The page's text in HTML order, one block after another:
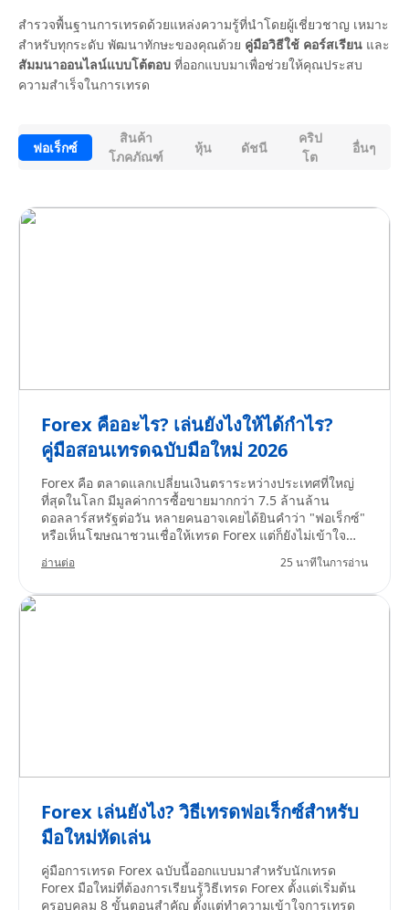
สำรวจพื้นฐานการเทรดด้วยแหล่งความรู้ที่นำโดยผู้เชี่ยวชาญ เหมาะ
สำหรับทุกระดับ พัฒนาทักษะของคุณด้วย คู่มือวิธีใช้ คอร์สเรียน และ
สัมมนาออนไลน์แบบโต้ตอบ ที่ออกแบบมาเพื่อช่วยให้คุณประสบ
ความสำเร็จในการเทรด
ฟอเร็กซ์
สินค้า
โภคภัณฑ์
หุ้น ดัชนี
คริป
โต
อื่นๆ
Forex คืออะไร? เล่นยังไงให้ได้กำไร?
คู่มือสอนเทรดฉบับมือใหม่ 2026
Forex คือ ตลาดแลกเปลี่ยนเงินตราระหว่างประเทศที่ใหญ่
ที่สุดในโลก มีมูลค่าการซื้อขายมากกว่า 7.5 ล้านล้าน
ดอลลาร์สหรัฐต่อวัน หลายคนอาจเคยได้ยินคำว่า "ฟอเร็กซ์"
หรือเห็นโฆษณาชวนเชื่อให้เทรด Forex แต่ก็ยังไม่เข้าใจ
จริงๆ ว่ามันคืออะไร ทำงานอย่างไร และที่สำคัญ - ปลอดภัย
หรือเปล่า? ลองนึกภาพง่ายๆ คุณกำลังจะเดินทางไปญี่ปุ่น
อ่านต่อ 25 นาทีในการอ่าน
Forex เล่นยังไง? วิธีเทรดฟอเร็กซ์สำหรับ
มือใหม่หัดเล่น
คู่มือการเทรด Forex ฉบับนี้ออกแบบมาสำหรับนักเทรด
Forex มือใหม่ที่ต้องการเรียนรู้วิธีเทรด Forex ตั้งแต่เริ่มต้น
ครอบคลุม 8 ขั้นตอนสำคัญ ตั้งแต่ทำความเข้าใจการเทรด